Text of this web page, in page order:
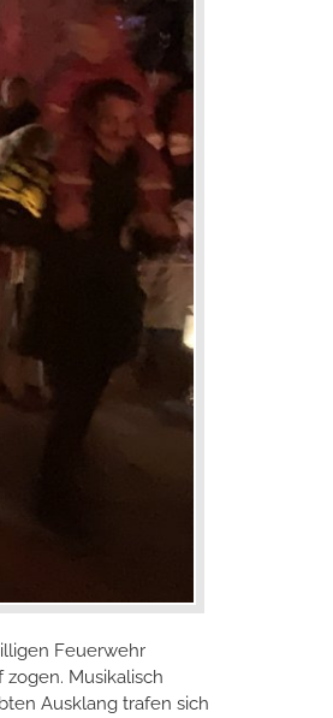
Feuerwehr
Musikalisch
Ausklang trafen sich